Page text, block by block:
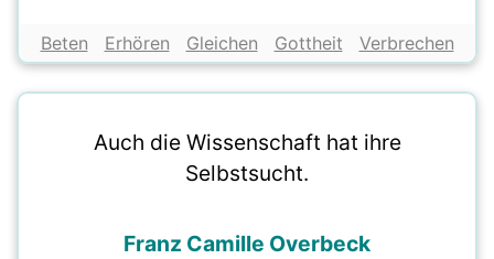
Beten Erhören Gleichen Gottheit Verbrechen
Auch die Wissenschaft hat ihre
Selbstsucht.
Franz Camille Overbeck